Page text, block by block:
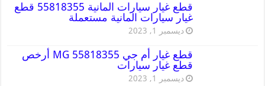
قطع غيار سيارات المانية 55818355 قطع
غيار سيارات المانية مستعملة
ديسمبر 1, 2023
قطع غيار أم جي MG 55818355 أرخص
قطع غيار سيارات
ديسمبر 1, 2023